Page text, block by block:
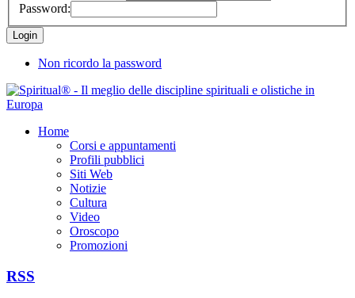
Password:
Non ricordo la password
Home
Corsi e appuntamenti
Profili pubblici
Siti Web
Notizie
Cultura
Video
Oroscopo
Promozioni
RSS